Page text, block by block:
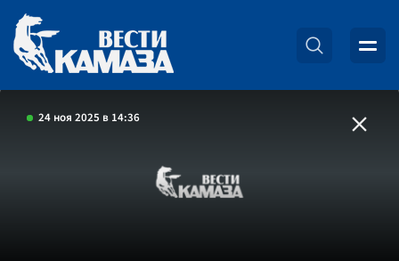
24 ноя 2025 в 14:36